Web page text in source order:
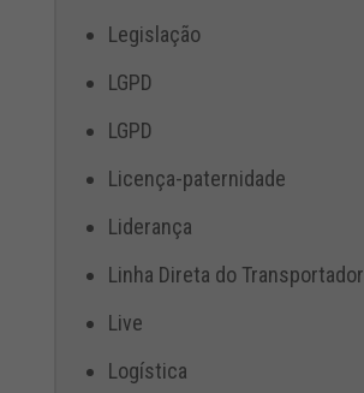
Legislação
LGPD
LGPD
Licença-paternidade
Liderança
Linha Direta do Transportador
Live
Logística